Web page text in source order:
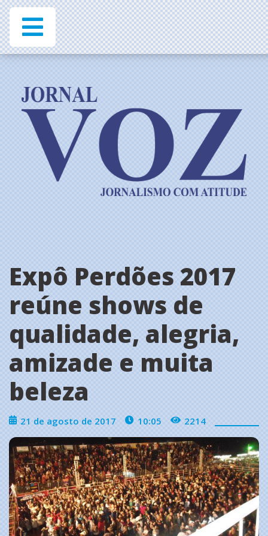
Expô Perdões 2017
reúne shows de
qualidade, alegria,
amizade e muita
beleza
21 de agosto de 2017 10:05 2214